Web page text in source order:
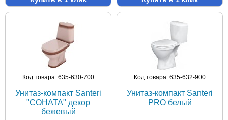
Код товара: 635-630-700
Унитаз-компакт Santeri
"СОНАТА" декор
бежевый
Код товара: 635-632-900
Унитаз-компакт Santeri
PRO белый